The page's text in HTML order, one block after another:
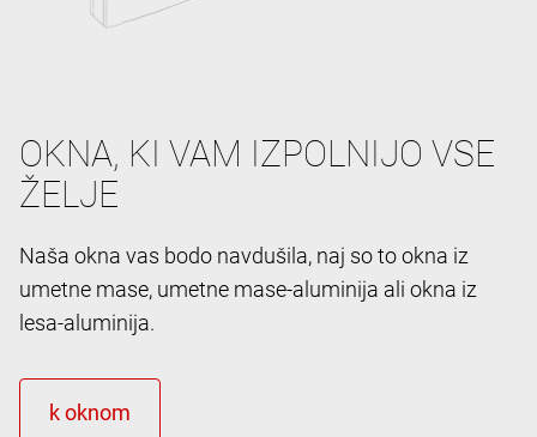
OKNA, KI VAM IZPOLNIJO VSE
ŽELJE
Naša okna vas bodo navdušila, naj so to okna iz
umetne mase, umetne mase-aluminija ali okna iz
lesa-aluminija.